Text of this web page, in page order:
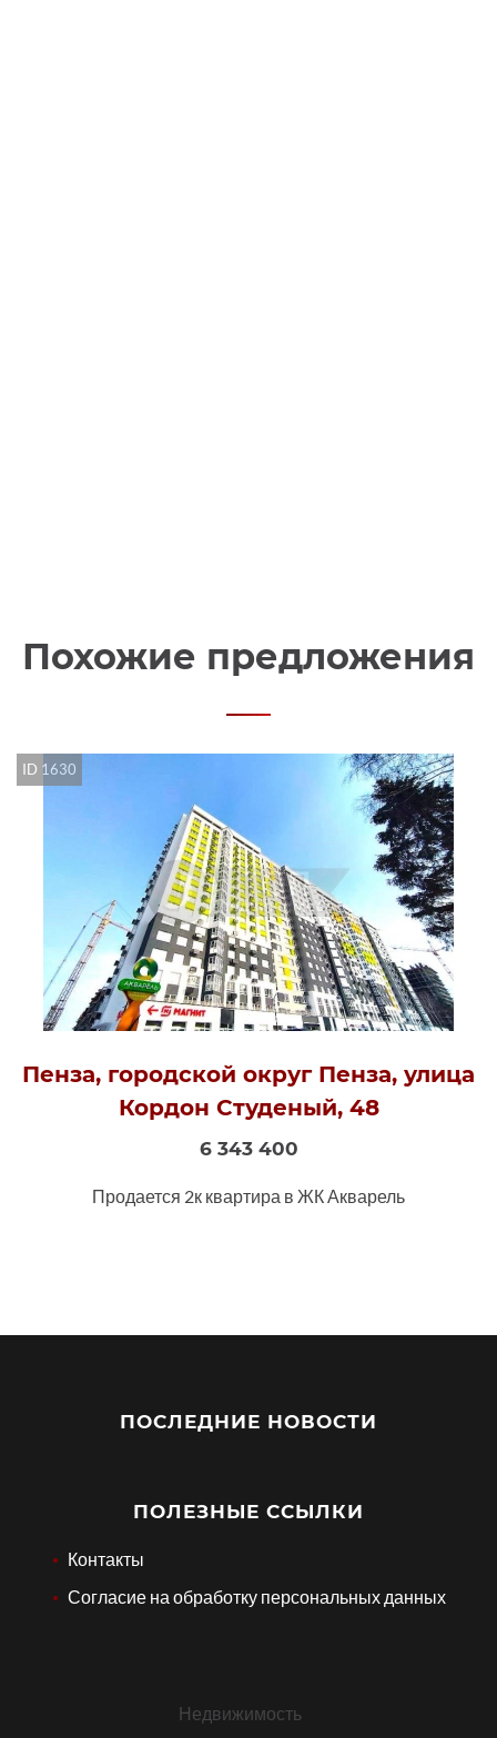
Похожие предложения
ID 1630
Пенза, городской округ Пенза, улица
Кордон Студеный, 48
6 343 400
Продается 2к квартира в ЖК Акварель
ПОСЛЕДНИЕ НОВОСТИ
ПОЛЕЗНЫЕ ССЫЛКИ
Контакты
Согласие на обработку персональных данных
Недвижимость